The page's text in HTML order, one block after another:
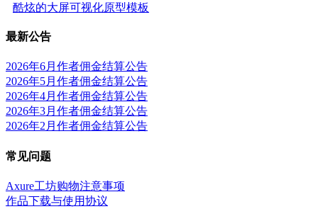
酷炫的大屏可视化原型模板
最新公告
2026年6月作者佣金结算公告
2026年5月作者佣金结算公告
2026年4月作者佣金结算公告
2026年3月作者佣金结算公告
2026年2月作者佣金结算公告
常见问题
Axure工坊购物注意事项
作品下载与使用协议